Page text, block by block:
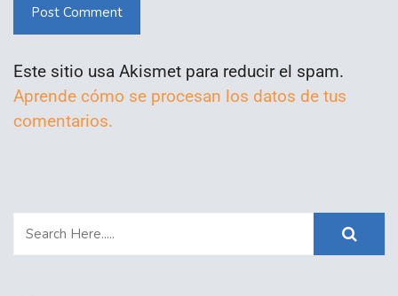
Post Comment
Este sitio usa Akismet para reducir el spam.
Aprende cómo se procesan los datos de tus
comentarios.